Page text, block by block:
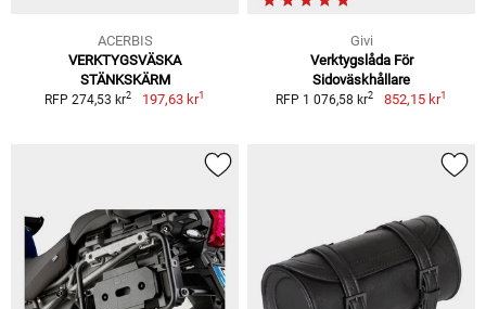
ACERBIS
VERKTYGSVÄSKA
STÄNKSKÄRM
RFP 274,53 kr2 197,63 kr1
Givi
Verktygslåda För
Sidoväskhållare
RFP 1 076,58 kr2 852,15 kr1